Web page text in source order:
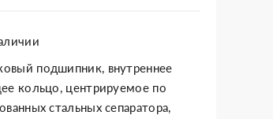
подшипник, внутреннее
кольцо, центрируемое по
стальных сепаратора,